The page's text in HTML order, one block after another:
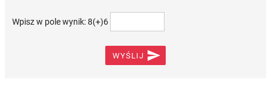
Wpisz w pole wynik: 8(+)6
WYŚLIJ 